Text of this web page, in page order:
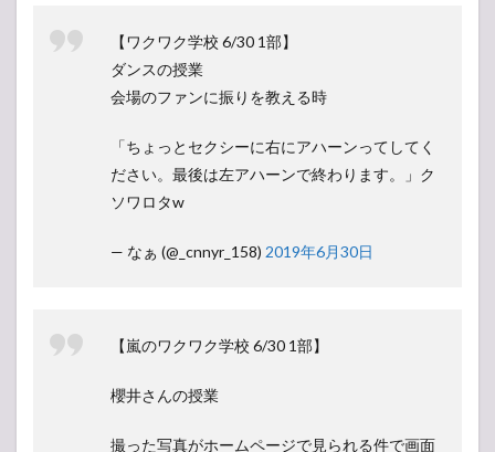
【ワクワク学校 6/30 1部】
ダンスの授業
会場のファンに振りを教える時
「ちょっとセクシーに右にアハーンってしてく
ださい。最後は左アハーンで終わります。」ク
ソワロタw
— なぁ (@_cnnyr_158) 2019年6月30日
【嵐のワクワク学校 6/30 1部】
櫻井さんの授業
撮った写真がホームページで見られる件で画面